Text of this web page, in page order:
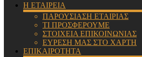
Η ΕΤΑΙΡΕΙΑ
ΠΑΡΟΥΣΙΑΣΗ ΕΤΑΙΡΙΑΣ
ΤΙ ΠΡΟΣΦΕΡΟΥΜΕ
ΣΤΟΙΧΕΙΑ ΕΠΙΚΟΙΝΩΝΙΑΣ
ΕΥΡΕΣΗ ΜΑΣ ΣΤΟ ΧΑΡΤΗ
ΕΠΙΚΑΙΡΟΤΗΤΑ